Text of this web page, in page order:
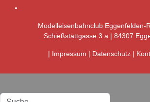
Modelleisenbahnclub Eggenfelden-
Schießstättgasse 3 a | 84307
| Impressum | Datenschutz |
Suchen